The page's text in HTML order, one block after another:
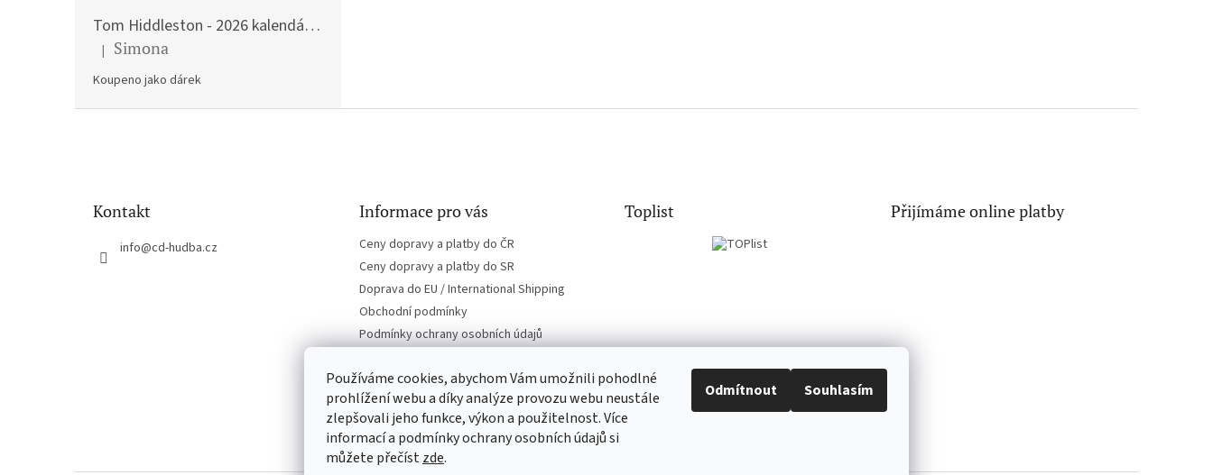
Používáme cookies, abychom Vám umožnili pohodlné
prohlížení webu a díky analýze provozu webu neustále
zlepšovali jeho funkce, výkon a použitelnost. Více
informací a podmínky ochrany osobních údajů si
můžete přečístzde.
Odmítnout Souhlasím
Tom Hiddleston - 2026 kalendář A3
Hodnocení produktu je 5 z 5 hvězdiček.
| Simona
Koupeno jako dárek
Kontakt
info@cd-hudba.cz
Informace pro vás
Ceny dopravy a platby do ČR
Ceny dopravy a platby do SR
Doprava do EU / International Shipping
Obchodní podmínky
Podmínky ochrany osobních údajů
Toplist Přijímáme online platby
EN-filmy.cz CD-Soundtrack.cz